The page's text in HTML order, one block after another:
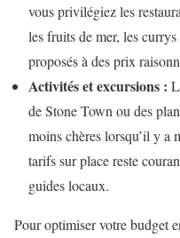
vous privilégiez les
les fruits de mer, les
proposés à des prix
Activités et excursions :
de Stone Town ou des
moins chères lorsqu’il y a
tarifs sur place reste
guides locaux.
Pour optimiser votre budget